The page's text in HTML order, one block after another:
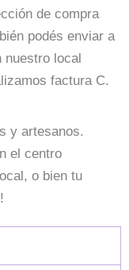
de compra
podés enviar a
nuestro local
factura C.
y artesanos.
el centro
o bien tu